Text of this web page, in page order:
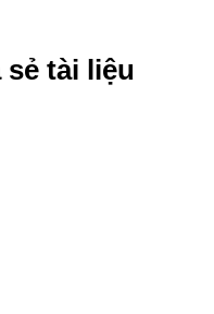
sẻ tài liệu